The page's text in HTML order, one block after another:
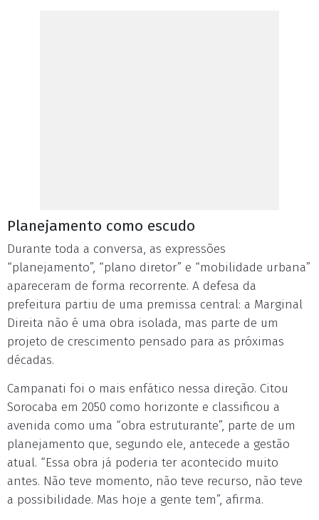
Planejamento como escudo
Durante toda a conversa, as expressões
“planejamento”, “plano diretor” e “mobilidade urbana”
apareceram de forma recorrente. A defesa da
prefeitura partiu de uma premissa central: a Marginal
Direita não é uma obra isolada, mas parte de um
projeto de crescimento pensado para as próximas
décadas.
Campanati foi o mais enfático nessa direção. Citou
Sorocaba em 2050 como horizonte e classificou a
avenida como uma “obra estruturante”, parte de um
planejamento que, segundo ele, antecede a gestão
atual. “Essa obra já poderia ter acontecido muito
antes. Não teve momento, não teve recurso, não teve
a possibilidade. Mas hoje a gente tem”, afirma.